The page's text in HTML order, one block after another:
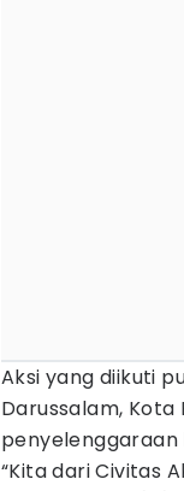
Aksi yang diikuti
Darussalam,
penyelenggaraan
“Kita dari Civitas